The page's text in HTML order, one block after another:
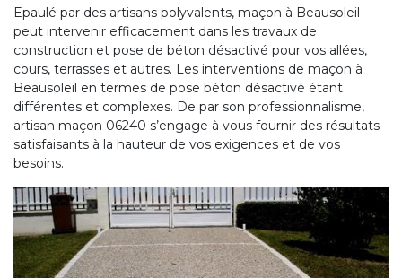
Epaulé par des artisans polyvalents, maçon à Beausoleil
peut intervenir efficacement dans les travaux de
construction et pose de béton désactivé pour vos allées,
cours, terrasses et autres. Les interventions de maçon à
Beausoleil en termes de pose béton désactivé étant
différentes et complexes. De par son professionnalisme,
artisan maçon 06240 s’engage à vous fournir des résultats
satisfaisants à la hauteur de vos exigences et de vos
besoins.